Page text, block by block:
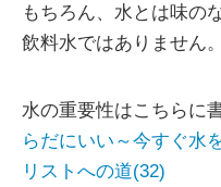
もちろん、水とは味の
飲料水ではありません。
水の重要性はこちらに
らだにいい～今すぐ水
リストへの道(32)